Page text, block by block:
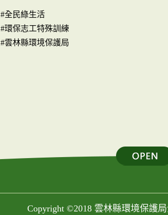
#全民綠生活
#環保志工特殊訓練
#雲林縣環境保護局
Copyright ©2018 雲林縣環境保護